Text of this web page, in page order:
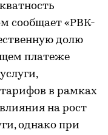
сообщает «РВК-
долю
платеже
в рамках
на рост
однако при